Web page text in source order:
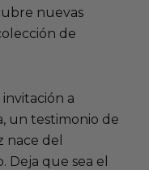
nuevas
de
a
un testimonio de
nace del
que sea el